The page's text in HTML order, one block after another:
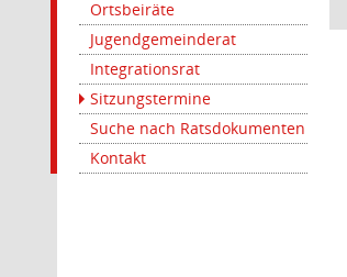
Ortsbeiräte
Jugendgemeinderat
Integrationsrat
Sitzungstermine
Suche nach Ratsdokumenten
Kontakt